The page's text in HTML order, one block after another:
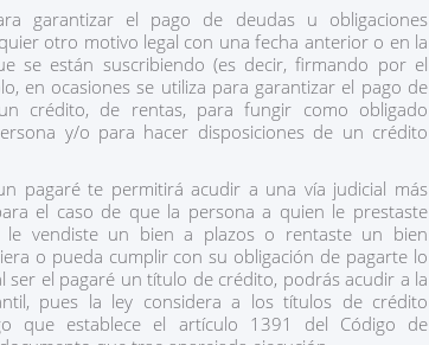
garantizar el pago de deudas u obligaciones
otro motivo legal con una fecha anterior o en la
se están suscribiendo (es decir, firmando por el
en ocasiones se utiliza para garantizar el pago de
crédito, de rentas, para fungir como obligado
y/o para hacer disposiciones de un crédito
pagaré te permitirá acudir a una vía judicial más
el caso de que la persona a quien le prestaste
vendiste un bien a plazos o rentaste un bien
o pueda cumplir con su obligación de pagarte lo
ser el pagaré un título de crédito, podrás acudir a la
pues la ley considera a los títulos de crédito
que establece el artículo 1391 del Código de